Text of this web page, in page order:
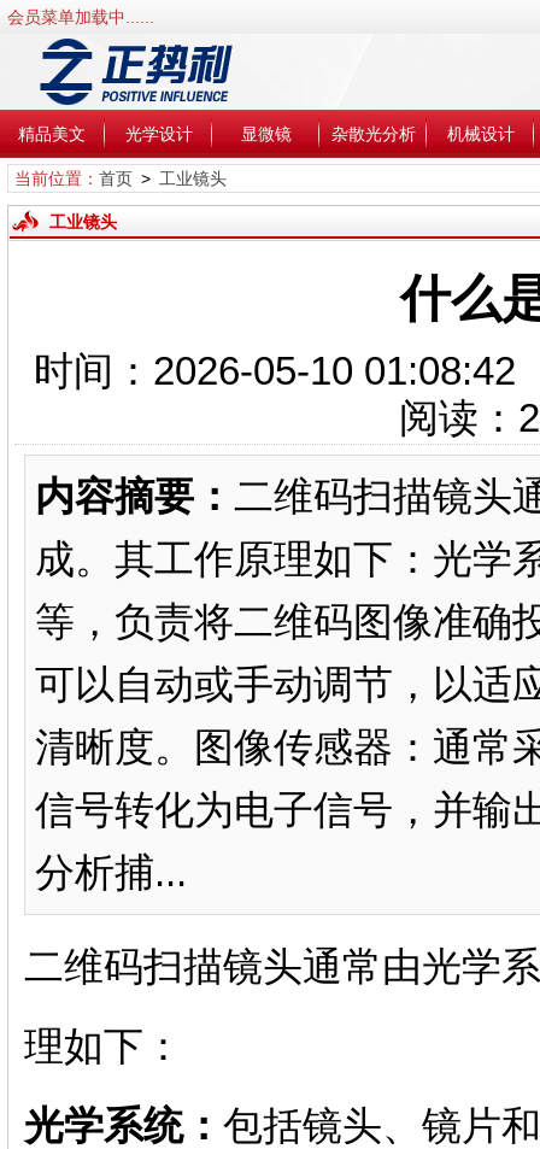
会员菜单加载中......
精品美文 光学设计 显微镜 杂散光分析 机械设计
当前位置： 首页> 工业镜头
工业镜头
什么
时间：2026-05-10
阅读：
内容摘要： 二维码扫描镜头
成。其工作原理如下：光学
等，负责将二维码图像准确
可以自动或手动调节，以适
清晰度。图像传感器：通常
信号转化为电子信号，并输
分析捕...
二维码扫描镜头通常由光学
理如下：
光学系统： 包括镜头、镜片